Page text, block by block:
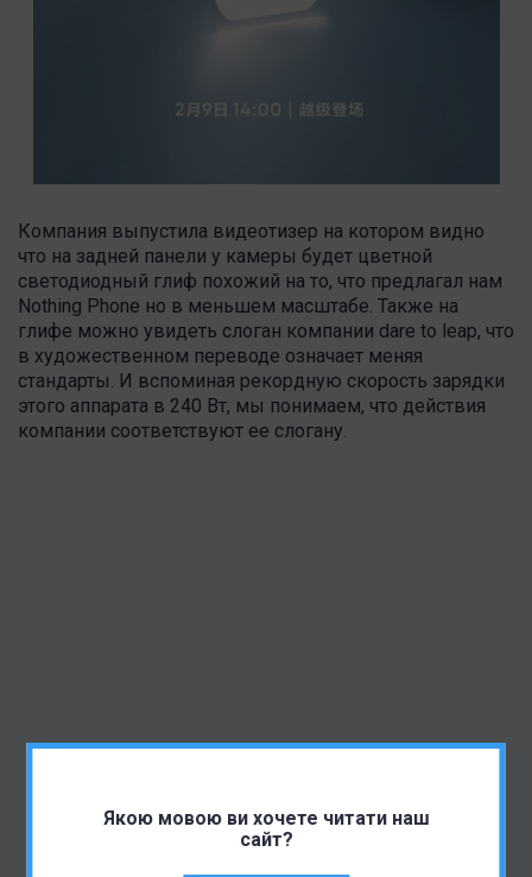
Якою мовою ви хочете читати наш
сайт?
Компания выпустила видеотизер на котором видно
что на задней панели у камеры будет цветной
светодиодный глиф похожий на то, что предлагал нам
Nothing Phone но в меньшем масштабе. Также на
глифе можно увидеть слоган компании dare to leap, что
в художественном переводе означает меняя
стандарты. И вспоминая рекордную скорость зарядки
этого аппарата в 240 Вт, мы понимаем, что действия
компании соответствуют ее слогану.